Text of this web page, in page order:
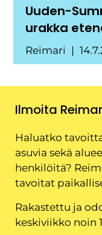
Uuden-
urakka
Reimari
Ilmoita
Haluatko
asuvia sekä
henkilöitä?
tavoitat
Rakastettu ja
keskiviikko noin